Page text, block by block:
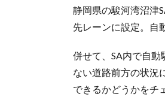
静岡県の駿河湾沼津
先レーンに設定。自
併せて、SA内で自
ない道路前方の状況
できるかどうかをチ